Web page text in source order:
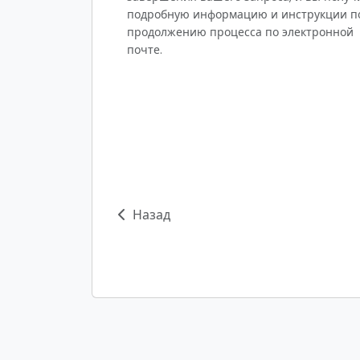
подробную информацию и инструкции
продолжению процесса по электронной
почте.
Назад